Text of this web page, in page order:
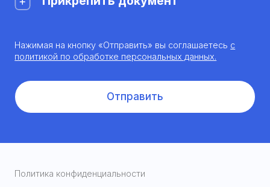
Отправить
Нажимая на кнопку «Отправить» вы соглашаетесь с
политикой по обработке персональных данных.
Политика конфиденциальности